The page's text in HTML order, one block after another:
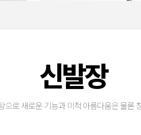
신발장
으로 새로운 기능과 미적 아름다움은 물론